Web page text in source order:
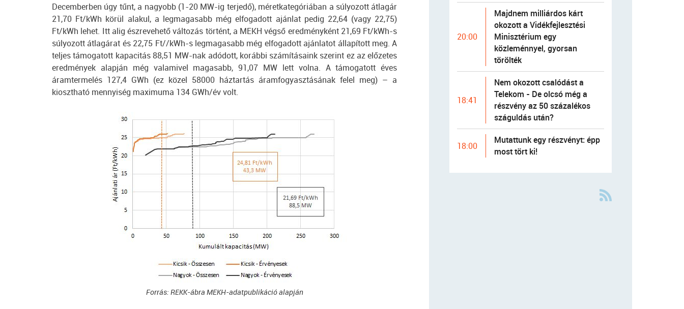
Decemberben úgy tűnt, a nagyobb (1-20 MW-ig terjedő), méretkategóriában a súlyozott átlagár
21,70 Ft/kWh körül alakul, a legmagasabb még elfogadott ajánlat pedig 22,64 (vagy 22,75)
Ft/kWh lehet. Itt alig észrevehető változás történt, a MEKH végső eredményként 21,69 Ft/kWh-s
súlyozott átlagárat és 22,75 Ft//kWh-s legmagasabb még elfogadott ajánlatot állapított meg. A
teljes támogatott kapacitás 88,51 MW-nak adódott, korábbi számításaink szerint ez az előzetes
eredmények alapján még valamivel magasabb, 91,07 MW lett volna. A támogatott éves
áramtermelés 127,4 GWh (ez közel 58000 háztartás áramfogyasztásának felel meg) – a
kiosztható mennyiség maximuma 134 GWh/év volt.
Forrás: REKK-ábra MEKH-adatpublikáció alapján
20:00
Majdnem milliárdos kárt
okozott a Vidékfejlesztési
Minisztérium egy
közleménnyel, gyorsan
törölték
18:41
Nem okozott csalódást a
Telekom - De olcsó még a
részvény az 50 százalékos
száguldás után?
18:00
Mutattunk egy részvényt: épp
most tört ki!